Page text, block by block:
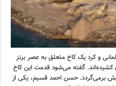
و کرد یک کاخ متعلق به عصر برنز
کشیده‌اند. گفته می‌شود قدمت این کاخ
میتانی در ۳۵۰۰ سال پیش برمی‌گردد. حسن احمد قسیم، یکی از